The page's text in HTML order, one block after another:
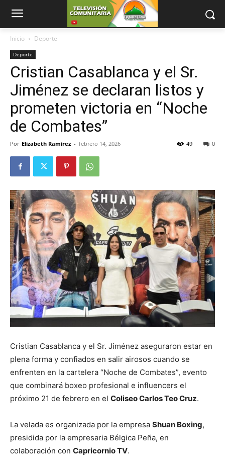
Inicio Deporte
Deporte
Cristian Casablanca y el Sr.
Jiménez se declaran listos y
prometen victoria en “Noche
de Combates”
Por Elizabeth Ramirez - febrero 14, 2026 0
49
Cristian Casablanca y el Sr. Jiménez aseguraron estar en
plena forma y confiados en salir airosos cuando se
enfrenten en la cartelera “Noche de Combates”, evento
que combinará boxeo profesional e influencers el
próximo 21 de febrero en el Coliseo Carlos Teo Cruz.
La velada es organizada por la empresa Shuan Boxing,
presidida por la empresaria Bélgica Peña, en
colaboración con Capricornio TV.